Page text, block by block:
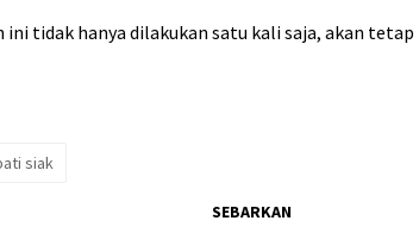
tidak hanya dilakukan satu kali saja, akan tetap
siak
SEBARKAN